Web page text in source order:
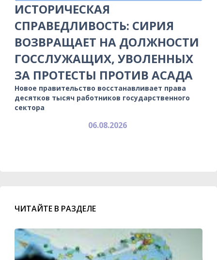
ИСТОРИЧЕСКАЯ
СПРАВЕДЛИВОСТЬ: СИРИЯ
ВОЗВРАЩАЕТ НА ДОЛЖНОСТИ
ГОССЛУЖАЩИХ, УВОЛЕННЫХ
ЗА ПРОТЕСТЫ ПРОТИВ АСАДА
Новое правительство восстанавливает права
десятков тысяч работников государственного
сектора
06.08.2026
ЧИТАЙТЕ В РАЗДЕЛЕ